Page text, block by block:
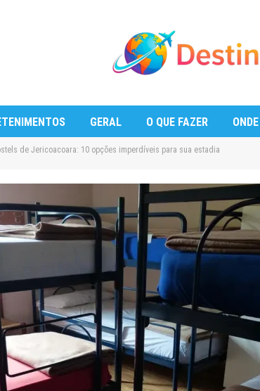
GERAL O QUE FAZER
de Jericoacoara: 10 opções imperdíveis para sua estadia